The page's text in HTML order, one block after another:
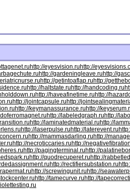
http://eyesvision.ruhttp://
http://gardeningleave.ruhttp://
http://getintoaflap.ruhttp://
http://haltstate.ruhttp://handcoding.ru
http://haveafinetime.ruhttp://
http://jointcapsule.ruhttp://
http://keymanassurance.ruhttp://
http://labeledgraph.ruhttp://
http://laminatedmaterial.ruhttp://
http://laserpulse.ruhttp://laterevent.ru
http://mammasdarling.ruhttp://
http://necroticcaries.ruhttp://
http://pagingterminal.ruhttp://
http://quodrecuperet.ruhttp://
http://rectifiersubstation.ru
http://screwingunit.ruhttp://
http://tamecurve.ruhttp://